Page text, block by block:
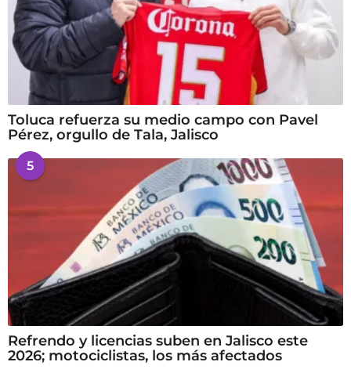
Toluca refuerza su medio campo con Pavel
Pérez, orgullo de Tala, Jalisco
5
Refrendo y licencias suben en Jalisco este
2026; motociclistas, los más afectados